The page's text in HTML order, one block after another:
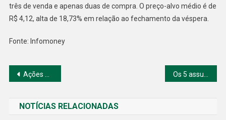
três de venda e apenas duas de compra. O preço-alvo médio é de
R$ 4,12, alta de 18,73% em relação ao fechamento da véspera.
Fonte: Infomoney
Navegação
Post
Ações da Marcopolo (POMO4) caem até 7% apesar do lucro saltar mais de 3.600%
NOTÍCIAS RELACIONADAS